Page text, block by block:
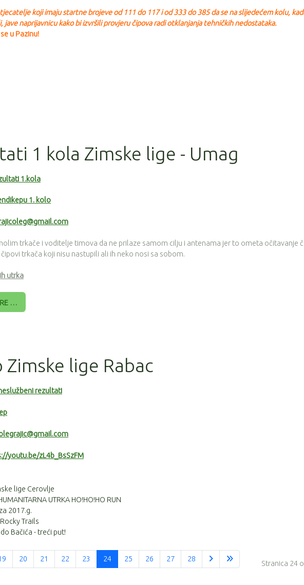
koji imaju startne brojeve od 111 do 117 i od 333 do 385 da se na slijedećem kolu,
jave naprijavnicu kako bi izvršili provjeru čipova radi otklanjanja tehničkih nedostataka.
u Pazinu!
1 kola Zimske lige - Umag
1.kola
1. kolo
trkače i voditelje timova da ne prilaze samom cilju i antenama jer to ometa očitavanje
trkača koji nisu nastupili ali ih neko nosi sa sobom.
utrka
…
Zimske lige Rabac
rezultati
youtu.be/zL4b_BsSzFM
lige Cerovlje
UTRKA HO!HO!HO RUN
2017.g.
Trails
Bačića - treći put!
Stranica 24
20 21 22 23 24 25 26 27 28